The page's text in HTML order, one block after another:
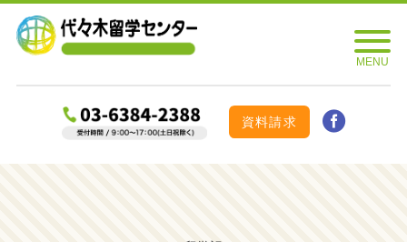
資料請求